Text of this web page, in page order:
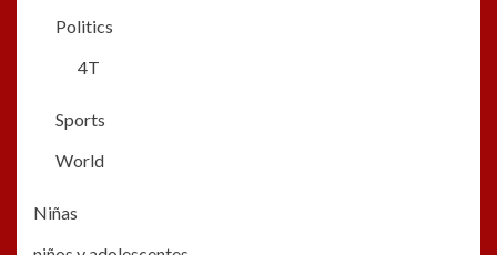
Politics
4T
Sports
World
Niñas